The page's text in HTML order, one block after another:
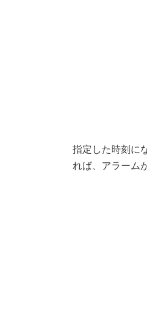
指定した時刻に
れば、アラーム